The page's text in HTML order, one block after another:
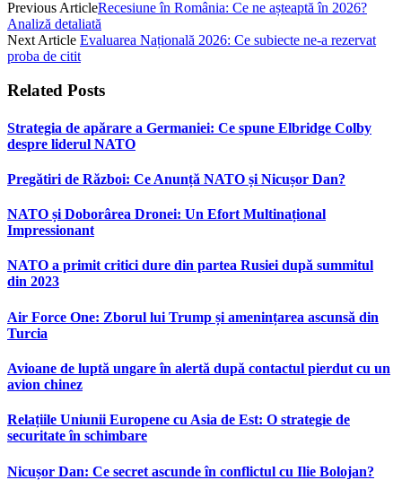
Previous ArticleRecesiune în România: Ce ne așteaptă în 2026?
Analiză detaliată
Next Article Evaluarea Națională 2026: Ce subiecte ne-a rezervat
proba de citit
Related Posts
Strategia de apărare a Germaniei: Ce spune Elbridge Colby
despre liderul NATO
Pregătiri de Război: Ce Anunță NATO și Nicușor Dan?
NATO și Doborârea Dronei: Un Efort Multinațional
Impressionant
NATO a primit critici dure din partea Rusiei după summitul
din 2023
Air Force One: Zborul lui Trump și amenințarea ascunsă din
Turcia
Avioane de luptă ungare în alertă după contactul pierdut cu un
avion chinez
Relațiile Uniunii Europene cu Asia de Est: O strategie de
securitate în schimbare
Nicușor Dan: Ce secret ascunde în conflictul cu Ilie Bolojan?